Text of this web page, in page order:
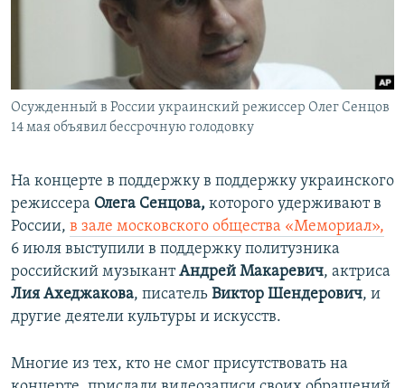
ПОБЕДИТЕЛЕЙ НЕ СУДЯТ?
КРЫМ.НЕПОКОРЕННЫЙ
УКРАИНСКАЯ ПРОБЛЕМА КРЫМА
ПРИСОЕДИНЯЙТЕСЬ!
Все сайты RFE/RL
Осужденный в России украинский режиссер Олег Сенцов
14 мая объявил бессрочную голодовку
На концерте в поддержку в поддержку украинского
режиссера Олега Сенцова, которого удерживают в
России, в зале московского общества «Мемориал»,
6 июля выступили в поддержку политузника
российский музыкантАндрей Макаревич, актриса
Лия Ахеджакова, писатель Виктор Шендерович, и
другие деятели культуры и искусств.
Многие из тех, кто не смог присутствовать на